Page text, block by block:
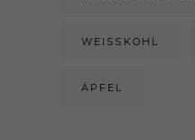
WEISSKOHL
ÄPFEL